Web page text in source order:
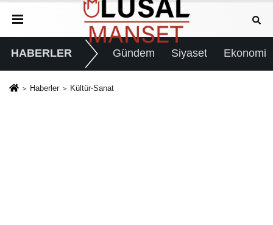
HABERLER Gündem Siyaset Ekonomi
Haberler Kültür-Sanat